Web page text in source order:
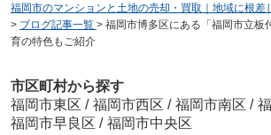
福岡市のマンションと土地の売却・買取｜地域に根差
> ブログ記事一覧 > 福岡市博多区にある「福岡市立板
育の特色もご紹介
市区町村から探す
福岡市東区 / 福岡市西区 / 福岡市南区 /
福岡市早良区 / 福岡市中央区